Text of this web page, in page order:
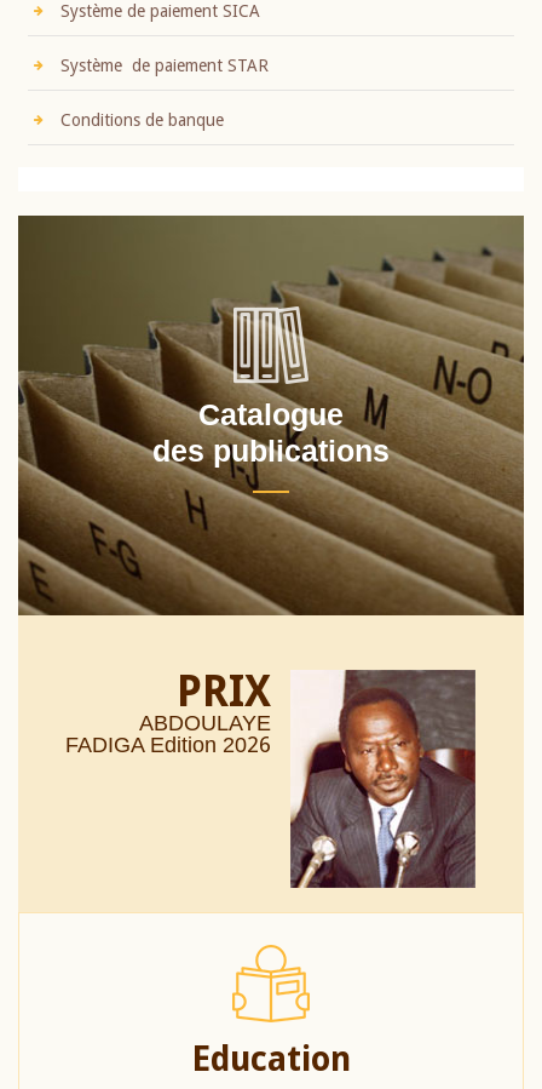
Système de paiement SICA
Système de paiement STAR
Conditions de banque
Catalogue
des publications
PRIX
ABDOULAYE
FADIGA Edition 2026
Education